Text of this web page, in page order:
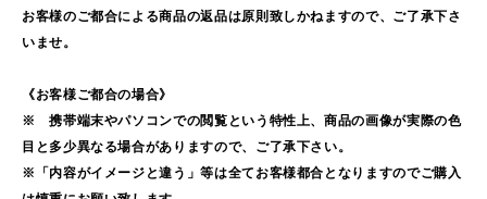
お客様のご都合による商品の返品は原則致しかねますので、ご了承下さ
いませ。
《お客様ご都合の場合》
※ 携帯端末やパソコンでの閲覧という特性上、商品の画像が実際の色
目と多少異なる場合がありますので、ご了承下さい。
※「内容がイメージと違う」等は全てお客様都合となりますのでご購入